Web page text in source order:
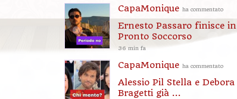
CapaMonique ha commentato
Ernesto Passaro finisce in
Pronto Soccorso
36 min fa
CapaMonique ha commentato
Alessio Pil Stella e Debora
Bragetti già ...